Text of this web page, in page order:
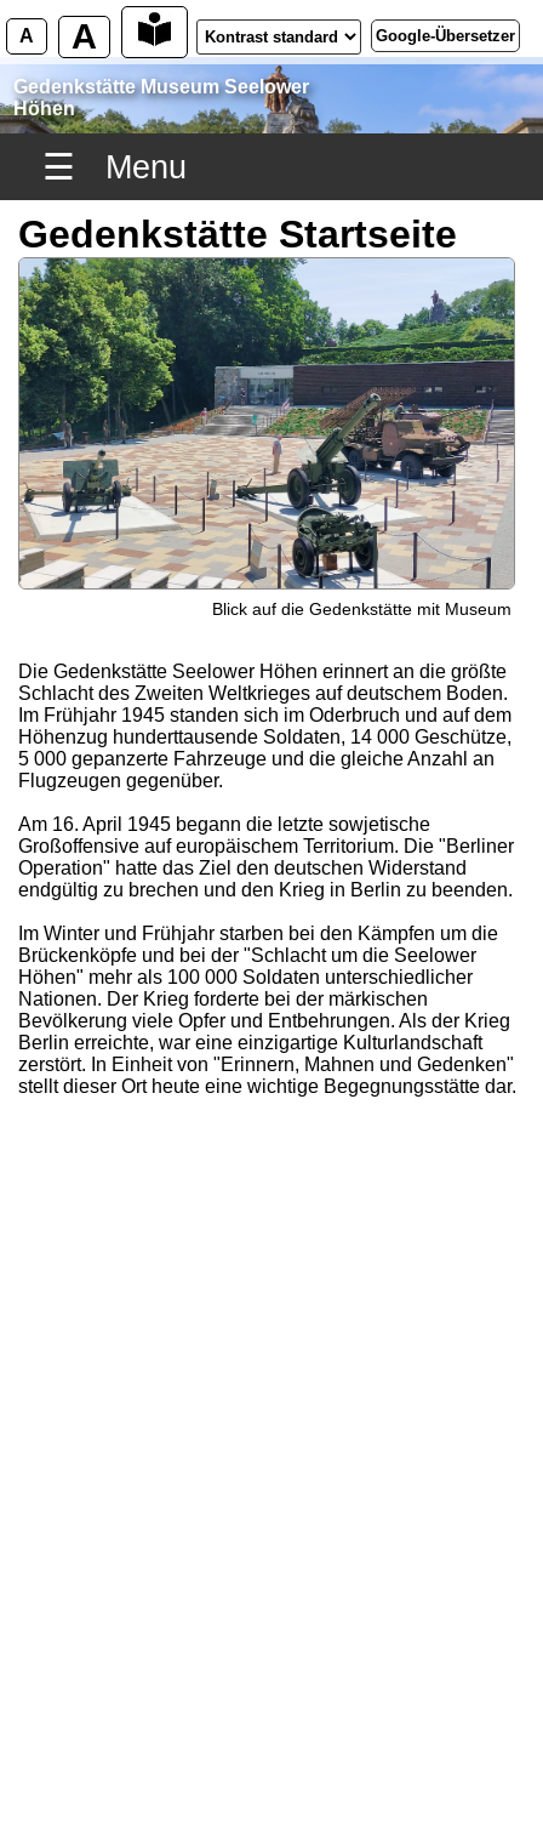
A A Google-Übersetzer
Gedenkstätte Museum Seelower
Höhen
☰ Menu
Gedenkstätte Startseite
Blick auf die Gedenkstätte mit Museum
Die Gedenkstätte Seelower Höhen erinnert an die größte
Schlacht des Zweiten Weltkrieges auf deutschem Boden.
Im Frühjahr 1945 standen sich im Oderbruch und auf dem
Höhenzug hunderttausende Soldaten, 14 000 Geschütze,
5 000 gepanzerte Fahrzeuge und die gleiche Anzahl an
Flugzeugen gegenüber.
Am 16. April 1945 begann die letzte sowjetische
Großoffensive auf europäischem Territorium. Die "Berliner
Operation" hatte das Ziel den deutschen Widerstand
endgültig zu brechen und den Krieg in Berlin zu beenden.
Im Winter und Frühjahr starben bei den Kämpfen um die
Brückenköpfe und bei der "Schlacht um die Seelower
Höhen" mehr als 100 000 Soldaten unterschiedlicher
Nationen. Der Krieg forderte bei der märkischen
Bevölkerung viele Opfer und Entbehrungen. Als der Krieg
Berlin erreichte, war eine einzigartige Kulturlandschaft
zerstört. In Einheit von "Erinnern, Mahnen und Gedenken"
stellt dieser Ort heute eine wichtige Begegnungsstätte dar.